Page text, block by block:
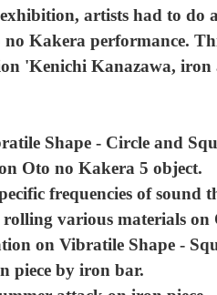
artists had to do
Kakera performance.
'Kenichi Kanazawa, iron
Shape - Circle and
Oto no Kakera 5 object.
frequencies of sound
various materials on
on Vibratile Shape -
piece by iron bar.